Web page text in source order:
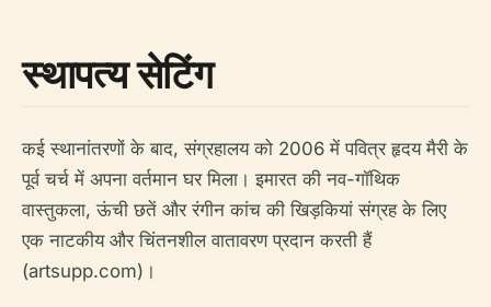
स्थापत्य सेटिंग
कई स्थानांतरणों के बाद, संग्रहालय को 2006 में पवित्र हृदय मैरी के
पूर्व चर्च में अपना वर्तमान घर मिला। इमारत की नव-गॉथिक
वास्तुकला, ऊंची छतें और रंगीन कांच की खिड़कियां संग्रह के लिए
एक नाटकीय और चिंतनशील वातावरण प्रदान करती हैं
(artsupp.com)।